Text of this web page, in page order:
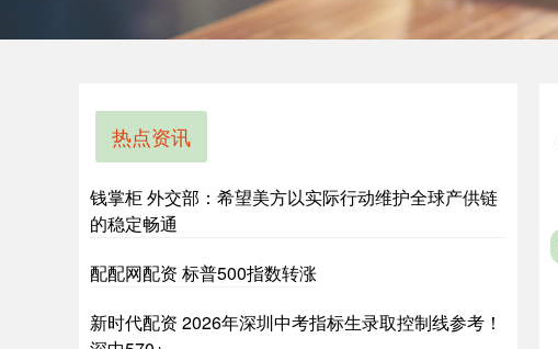
热点资讯
钱掌柜 外交部：希望美方以实际行动维护全球产供链
的稳定畅通
配配网配资 标普500指数转涨
新时代配资 2026年深圳中考指标生录取控制线参考！